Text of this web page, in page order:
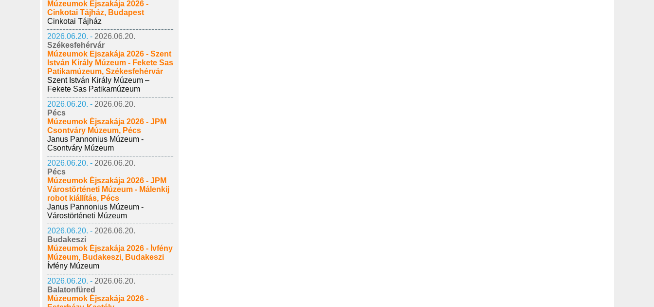
Múzeumok Éjszakája 2026 -
Cinkotai Tájház, Budapest
Cinkotai Tájház
2026.06.20. - 2026.06.20.
Székesfehérvár
Múzeumok Éjszakája 2026 - Szent
István Király Múzeum - Fekete Sas
Patikamúzeum, Székesfehérvár
Szent István Király Múzeum –
Fekete Sas Patikamúzeum
2026.06.20. - 2026.06.20.
Pécs
Múzeumok Éjszakája 2026 - JPM
Csontváry Múzeum, Pécs
Janus Pannonius Múzeum -
Csontváry Múzeum
2026.06.20. - 2026.06.20.
Pécs
Múzeumok Éjszakája 2026 - JPM
Várostörténeti Múzeum - Málenkij
robot kiállítás, Pécs
Janus Pannonius Múzeum -
Várostörténeti Múzeum
2026.06.20. - 2026.06.20.
Budakeszi
Múzeumok Éjszakája 2026 - Ívfény
Múzeum, Budakeszi, Budakeszi
Ívfény Múzeum
2026.06.20. - 2026.06.20.
Balatonfüred
Múzeumok Éjszakája 2026 -